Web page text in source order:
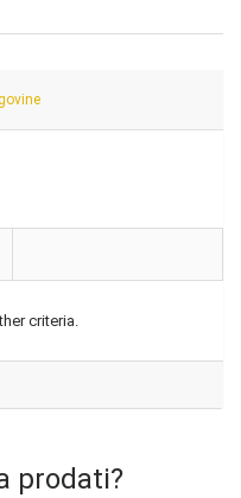
criteria.
prodati?